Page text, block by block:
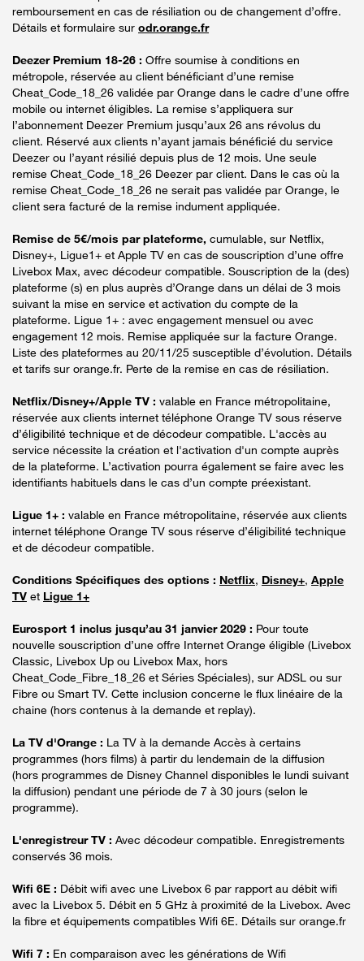
remboursement en cas de résiliation ou de changement d’offre.
Détails et formulaire sur odr.orange.fr
Deezer Premium 18-26 : Offre soumise à conditions en
métropole, réservée au client bénéficiant d’une remise
Cheat_Code_18_26 validée par Orange dans le cadre d’une offre
mobile ou internet éligibles. La remise s’appliquera sur
l’abonnement Deezer Premium jusqu’aux 26 ans révolus du
client. Réservé aux clients n’ayant jamais bénéficié du service
Deezer ou l’ayant résilié depuis plus de 12 mois. Une seule
remise Cheat_Code_18_26 Deezer par client. Dans le cas où la
remise Cheat_Code_18_26 ne serait pas validée par Orange, le
client sera facturé de la remise indument appliquée.
Remise de 5€/mois par plateforme, cumulable, sur Netflix,
Disney+, Ligue1+ et Apple TV en cas de souscription d’une offre
Livebox Max, avec décodeur compatible. Souscription de la (des)
plateforme (s) en plus auprès d’Orange dans un délai de 3 mois
suivant la mise en service et activation du compte de la
plateforme. Ligue 1+ : avec engagement mensuel ou avec
engagement 12 mois. Remise appliquée sur la facture Orange.
Liste des plateformes au 20/11/25 susceptible d’évolution. Détails
et tarifs sur orange.fr. Perte de la remise en cas de résiliation.
Netflix/Disney+/Apple TV : valable en France métropolitaine,
réservée aux clients internet téléphone Orange TV sous réserve
d’éligibilité technique et de décodeur compatible. L'accès au
service nécessite la création et l'activation d'un compte auprès
de la plateforme. L’activation pourra également se faire avec les
identifiants habituels dans le cas d’un compte préexistant.
Ligue 1+ : valable en France métropolitaine, réservée aux clients
internet téléphone Orange TV sous réserve d’éligibilité technique
et de décodeur compatible.
Conditions Spécifiques des options : Netflix, Disney+, Apple
TV et Ligue 1+
Eurosport 1 inclus jusqu’au 31 janvier 2029 : Pour toute
nouvelle souscription d’une offre Internet Orange éligible (Livebox
Classic, Livebox Up ou Livebox Max, hors
Cheat_Code_Fibre_18_26 et Séries Spéciales), sur ADSL ou sur
Fibre ou Smart TV. Cette inclusion concerne le flux linéaire de la
chaine (hors contenus à la demande et replay).
La TV d'Orange : La TV à la demande Accès à certains
programmes (hors films) à partir du lendemain de la diffusion
(hors programmes de Disney Channel disponibles le lundi suivant
la diffusion) pendant une période de 7 à 30 jours (selon le
programme).
L'enregistreur TV : Avec décodeur compatible. Enregistrements
conservés 36 mois.
Wifi 6E : Débit wifi avec une Livebox 6 par rapport au débit wifi
avec la Livebox 5. Débit en 5 GHz à proximité de la Livebox. Avec
la fibre et équipements compatibles Wifi 6E. Détails sur orange.fr
Wifi 7 : En comparaison avec les générations de Wifi